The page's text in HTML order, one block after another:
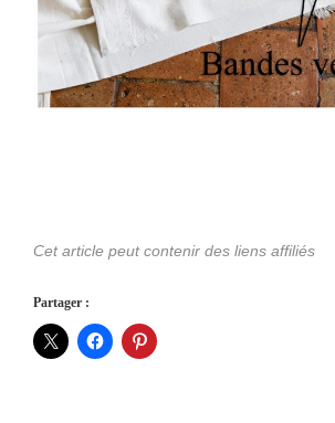
Cet article peut contenir des liens affiliés
Partager :